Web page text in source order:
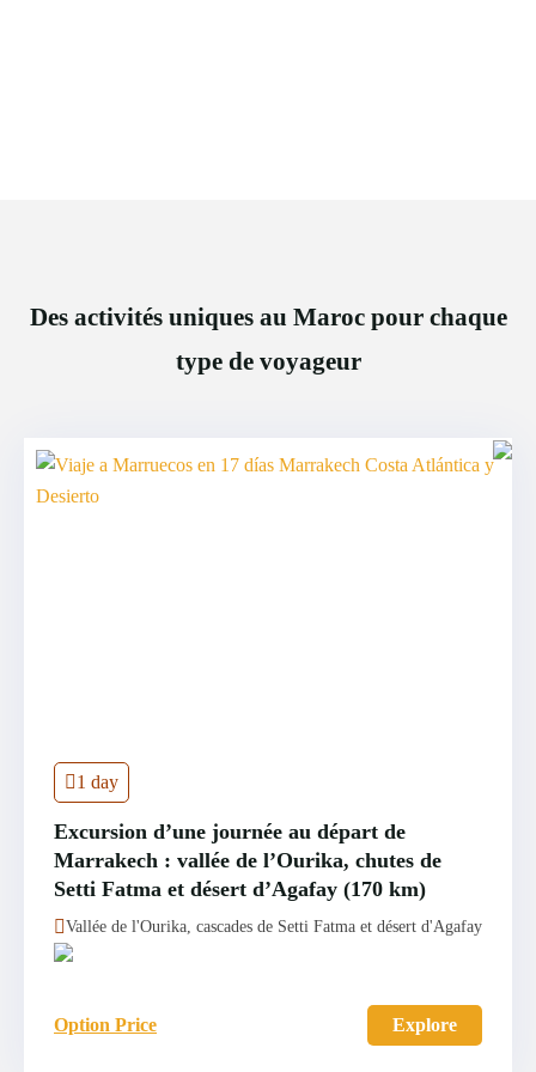
Des activités uniques au Maroc pour chaque
type de voyageur
1 day
Excursion d’une journée au départ de
Marrakech : vallée de l’Ourika, chutes de
Setti Fatma et désert d’Agafay (170 km)
Vallée de l'Ourika, cascades de Setti Fatma et désert d'Agafay
Option Price Explore